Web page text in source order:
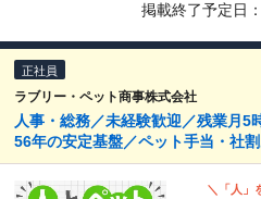
掲載終了予定日：
正社員
ラブリー・ペット商事株式会社
人事・総務／未経験歓迎／残業月5
56年の安定基盤／ペット手当・社割
＼「人」